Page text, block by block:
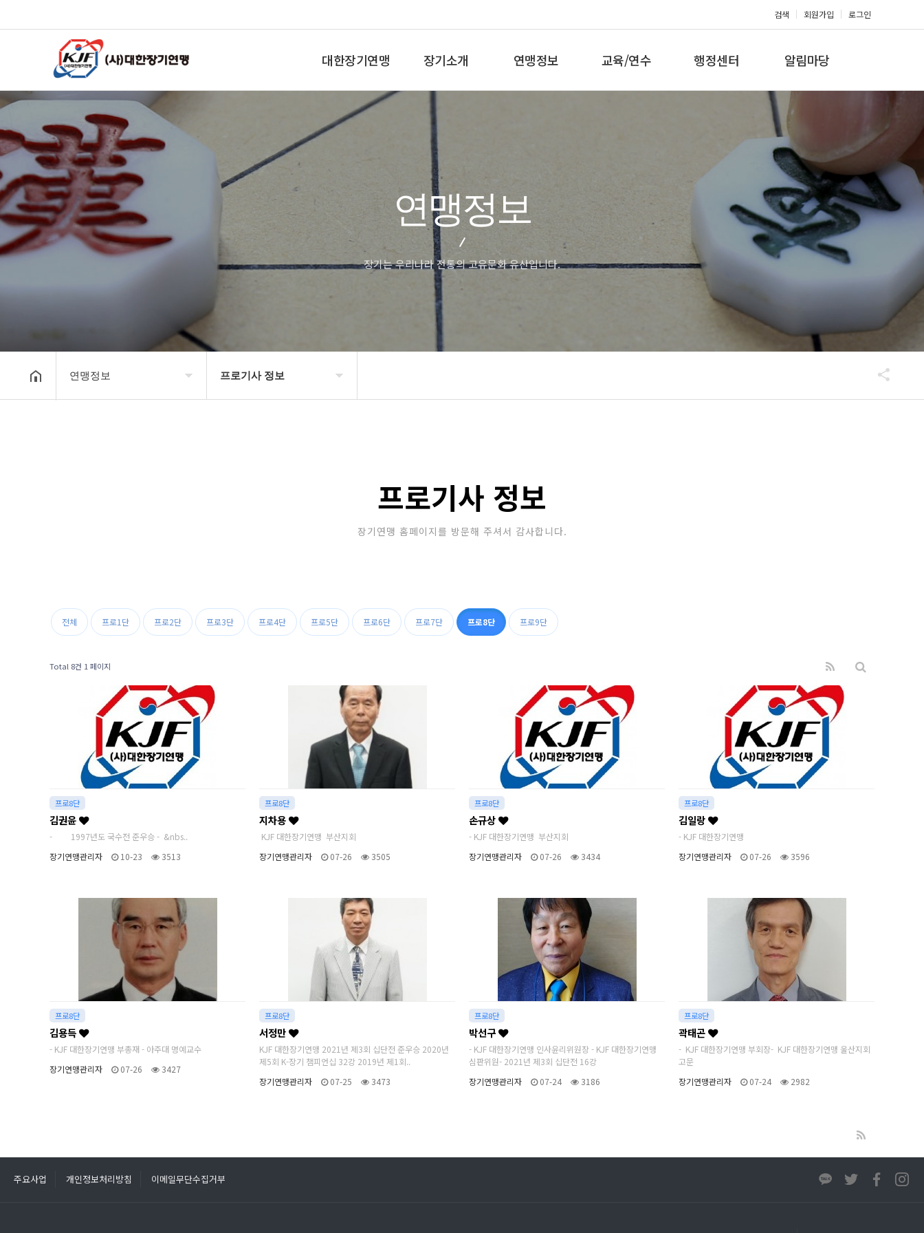
검색 회원가입 로그인
대한장기연맹
총재인사말
장기소개
장기규정/규칙
장기용어
연맹정보 교육/연수
교육/연수 일정
행정센터
아마단증신청
회원복지몰
알림마당
보도자료
포토갤러리
제휴/후원문의
연맹정보
장기는 우리나라 전통의 고유문화 유산입니다.
연맹정보 프로기사 정보
프로기사 정보
장기연맹 홈페이지를 방문해 주셔서 감사합니다.
전체 프로1단 프로2단 프로3단 프로4단 프로5단 프로6단 프로7단 프로8단 프로9단
Total 8건 1 페이지
프로8단
김권윤
- 1997년도 국수전 준우승 - &nbs..
장기연맹관리자
10-23 3513
프로8단
지차용
KJF 대한장기연맹 부산지회
장기연맹관리자
07-26 3505
프로8단
손규상
- KJF 대한장기연맹 부산지회
장기연맹관리자
07-26 3434
프로8단
김일랑
- KJF 대한장기연맹
장기연맹관리자
07-26 3596
프로8단
김용득
- KJF 대한장기연맹 부총재 - 아주대 명예교수
장기연맹관리자
07-26 3427
프로8단
서정만
KJF 대한장기연맹 2021년 제3회 십단전 준우승 2020년
제5회 K-장기 챔피언십 32강 2019년 제1회..
장기연맹관리자
07-25 3473
프로8단
박선구
- KJF 대한장기연맹 인사윤리위원장 - KJF 대한장기연맹
심판위원- 2021년 제3회 십단전 16강
장기연맹관리자
07-24 3186
프로8단
곽태곤
- KJF 대한장기연맹 부회장- KJF 대한장기연맹 울산지회
고문
장기연맹관리자
07-24 2982
주요사업 개인정보처리방침 이메일무단수집거부